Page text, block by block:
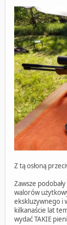
Z tą osłoną
Zawsze
walorów
ekskluzywnego i
kilkanaście lat
wydać TAKIE